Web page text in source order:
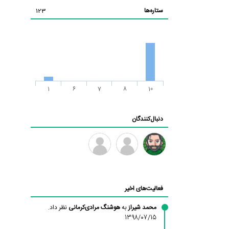
ستاره‌ها
123
1 6 7 8 10
دنبال‌کنندگان
بابی
براون
فعالیت‌های اخیر
محمد شیرازبههوشنگ مرادی‌کرمانی نظر داد.
1398/07/15